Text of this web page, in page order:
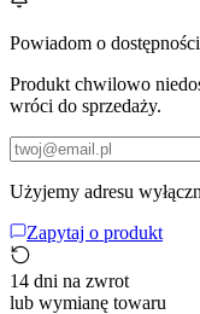
Powiadom o dostępności
Produkt chwilowo
wróci do sprzedaży.
Użyjemy adresu
Zapytaj o produkt
14 dni na zwrot
lub wymianę towaru